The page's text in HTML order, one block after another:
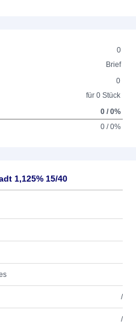
0
Brief
0
für 0 Stück
0 / 0%
0 / 0%
1,125% 15/40
/
/